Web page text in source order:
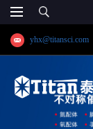
yhx@titansci.com